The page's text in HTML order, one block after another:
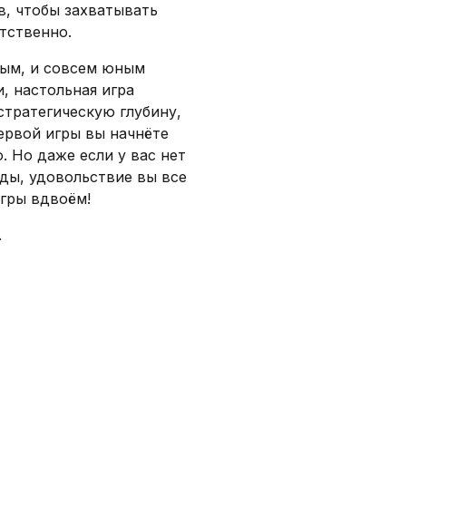
чтобы захватывать
и совсем юным
настольная игра
глубину,
игры вы начнёте
Но даже если у вас нет
удовольствие вы все
вдвоëм!